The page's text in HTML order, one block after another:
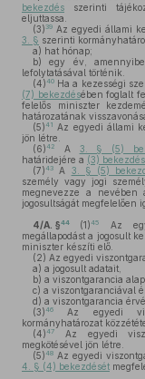
bekezdés szerinti
eljuttassa.
(3) 39 Az egyedi állami
3. § szerinti
a) hat hónap;
b) egy év,
lefolytatásával történik.
(4)40 Ha a kezességi
(7) bekezdésében foglalt
felelős miniszter
határozatának
(5)41 Az egyedi állami
jön létre.
(6)42 A 3. § (5)
határidejére a (3)
(7)43 A 3. § (5)
személy vagy jogi
megnevezze a nevében
jogosultságát megfelelően
4/A. §44 (1)45
Az
megállapodást a jogosult
miniszter készíti elő.
(2) Az egyedi
a) a jogosult adatait,
b) a viszontgarancia
c) a viszontgaranciával
d) a viszontgarancia
(3)46 Az egyedi
kormányhatározat
(4)47
Az egyedi
megkötésével jön létre.
(5)48 Az egyedi
4. § (4) bekezdését